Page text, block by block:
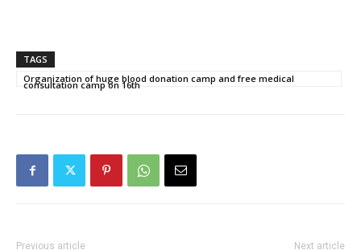
TAGS
Organization of huge blood donation camp and free medical
consultation camp on 16th
Previous article Next article